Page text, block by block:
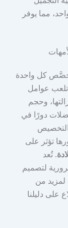
مما يوفر
تُخصَّص كل واحدة
لجسم الفرد وأهدافه الجمالية [3]. تلعب عوامل
وحجم
دورًا في
التخصيص
تؤثر على
. تُعد
لتصميم
مع جسمك ووضعك المالي [3]. لمزيد من
على دليلنا